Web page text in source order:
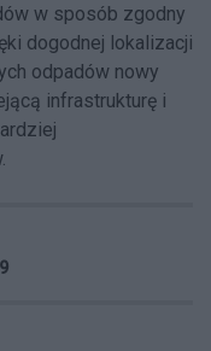
w sposób zgodny
dogodnej lokalizacji
odpadów nowy
infrastrukturę i